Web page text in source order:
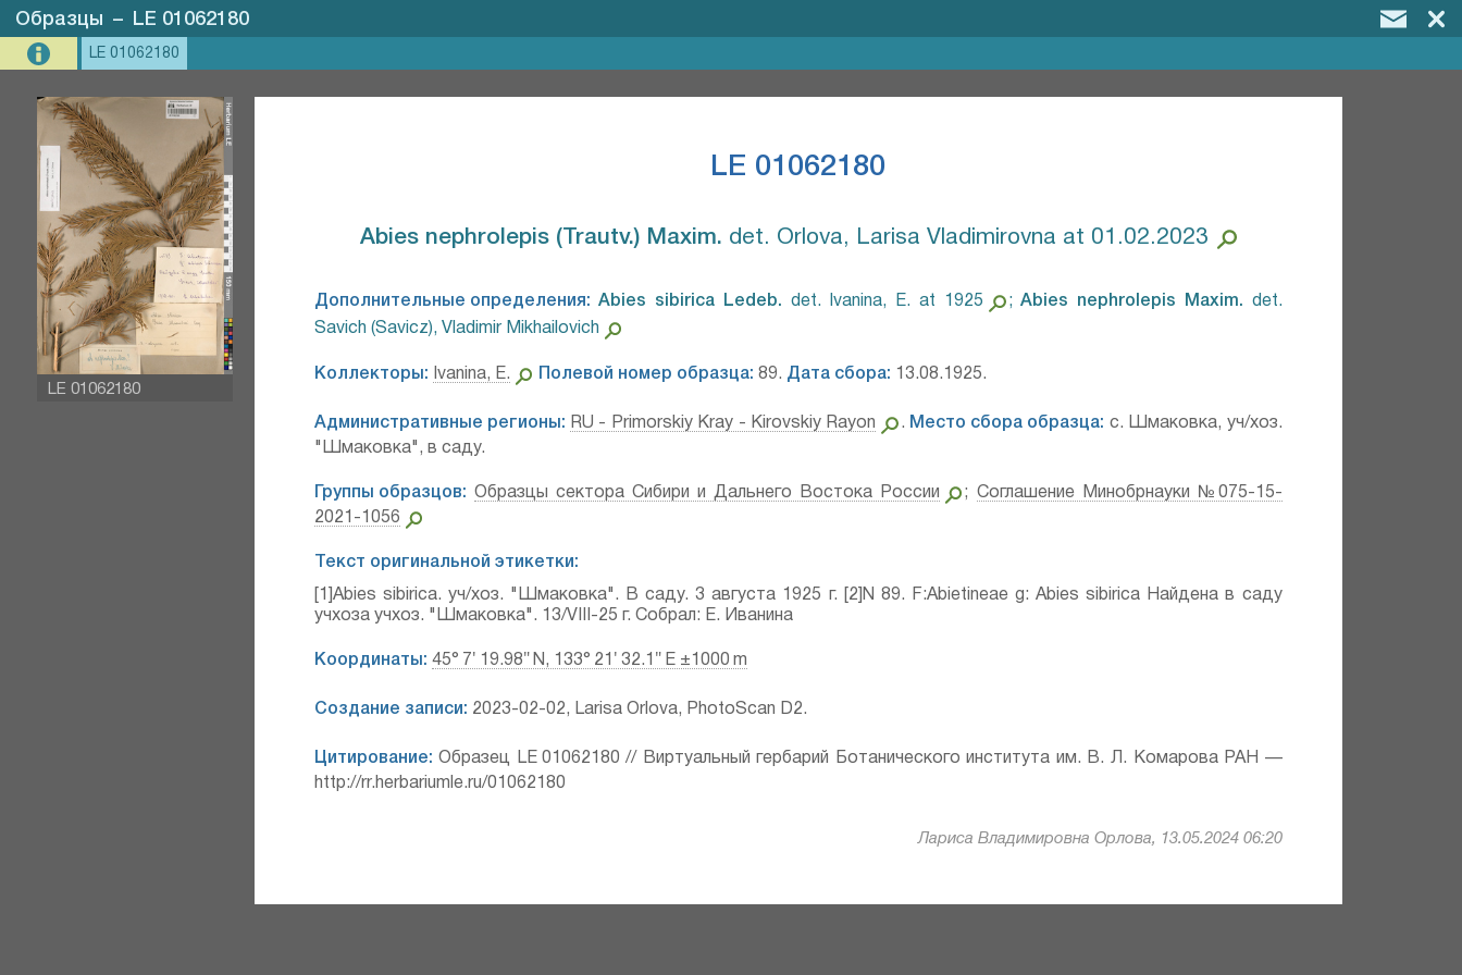
Образцы – LE 01062180
LE 01062180
LE 01062180
LE 01062180
Abies nephrolepis (Trautv.) Maxim.⁣ det. Orlova, Larisa Vladimirovna at 01.02.2023
Дополнительные определения: Abies sibirica Ledeb.⁣ det. Ivanina, E. at 1925 ;Abies nephrolepis Maxim.⁣ det.
Savich (Savicz), Vladimir Mikhailovich
Коллекторы: Ivanina, E. Полевой номер образца: 89. Дата сбора: 13.08.1925.
Административные регионы: RU - Primorskiy Kray - Kirovskiy Rayon . Место сбора образца: с. Шмаковка, уч/хоз.
"Шмаковка", в саду.
Группы образцов: Образцы сектора Сибири и Дальнего Востока России ; Соглашение Минобрнауки №075-15-
2021-1056
Текст оригинальной этикетки:
[1]Abies sibirica. уч/хоз. "Шмаковка". В саду. 3 августа 1925 г. [2]N 89. F:Abietineae g: Abies sibirica Найдена в саду
учхоза учхоз. "Шмаковка". 13/VIII-25 г. Собрал: Е. Иванина
Координаты: 45° 7′ 19.98″ N, 133° 21′ 32.1″ E ±1000 m
Создание записи: 2023-02-02, Larisa Orlova, PhotoScan D2.
Цитирование: Образец LE 01062180 // Виртуальный гербарий Ботанического института им. В. Л. Комарова РАН —
http://rr.herbariumle.ru/01062180
Лариса Владимировна Орлова, 13.05.2024 06:20